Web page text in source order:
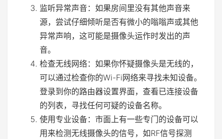
监听异常声音：如果房间里没有其他声音来
源，尝试仔细倾听是否有微小的嗡嗡声或其他
异常声响，这可能是摄像头运作时发出的声
音。
检查无线网络：如果你怀疑摄像头是无线的，
可以通过检查你的Wi-Fi网络来寻找未知设备。
登录到你的路由器设置界面，查看已连接设备
的列表，寻找任何可疑的设备名称。
使用专业设备：市面上有一些专门的设备可以
用来检测无线摄像头的信号，如RF信号探测